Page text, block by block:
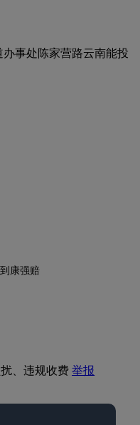
事处陈家营路云南能投
康强赔
、违规收费举报